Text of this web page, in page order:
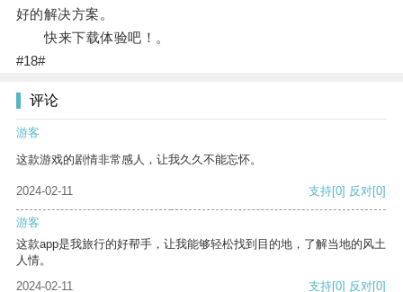
好的解决方案。
快来下载体验吧！。
#18#
评论
游客
这款游戏的剧情非常感人，让我久久不能忘怀。
2024-02-11 支持[0] 反对[0]
游客
这款app是我旅行的好帮手，让我能够轻松找到目的地，了解当地的风土
人情。
2024-02-11
支持[0] 反对[0]